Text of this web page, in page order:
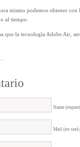
mismo podemos obtener
al tiempo.
que la tecnología Adobe Air,
Name
Mail (no será